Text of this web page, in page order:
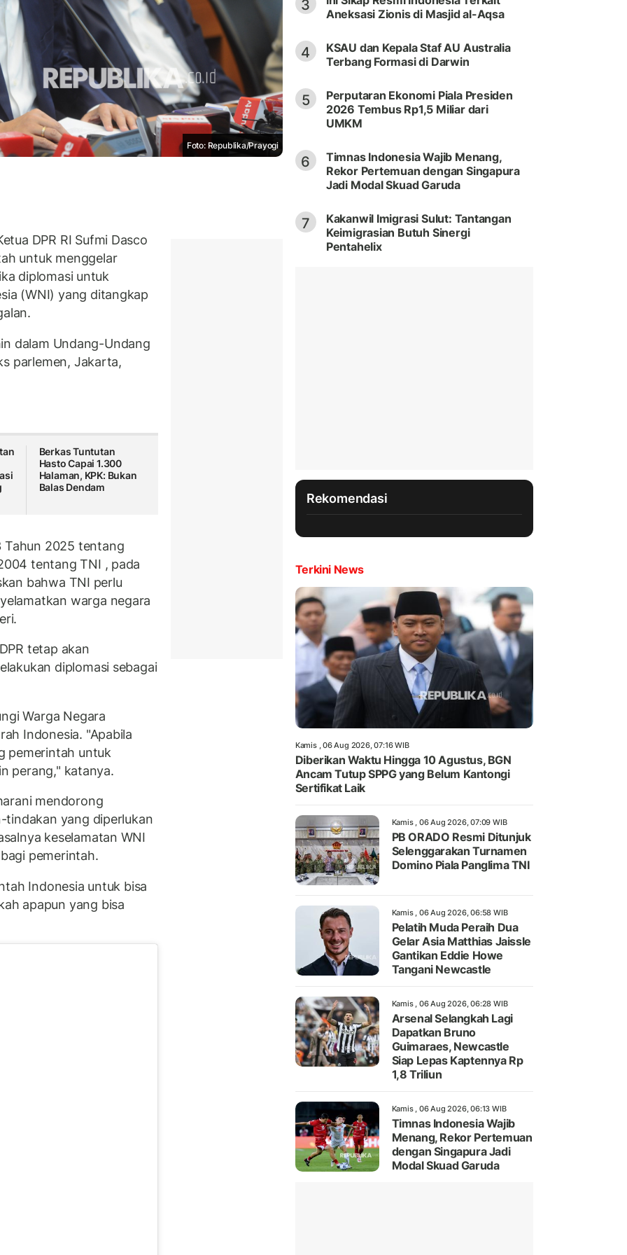
Foto: Republika/Prayogi
DPR RI Sufmi Dasco
untuk menggelar
diplomasi untuk
(WNI) yang ditangkap
dalam Undang-Undang
parlemen, Jakarta,
Berkas Tuntutan
Hasto Capai 1.300
Halaman, KPK: Bukan
Balas Dendam
Tahun 2025 tentang
tentang TNI , pada
bahwa TNI perlu
warga negara
tetap akan
diplomasi sebagai
Warga Negara
Indonesia. "Apabila
pemerintah untuk
perang," katanya.
mendorong
tindakan yang diperlukan
keselamatan WNI
pemerintah.
Indonesia untuk bisa
apapun yang bisa
3
Aneksasi Zionis di Masjid al-Aqsa
4
KSAU dan Kepala Staf AU Australia
Terbang Formasi di Darwin
5
Perputaran Ekonomi Piala Presiden
2026 Tembus Rp1,5 Miliar dari
UMKM
6
Timnas Indonesia Wajib Menang,
Rekor Pertemuan dengan Singapura
Jadi Modal Skuad Garuda
7
Kakanwil Imigrasi Sulut: Tantangan
Keimigrasian Butuh Sinergi
Pentahelix
Rekomendasi
Terkini News
Kamis , 06 Aug 2026, 07:16 WIB
Diberikan Waktu Hingga 10 Agustus, BGN
Ancam Tutup SPPG yang Belum Kantongi
Sertifikat Laik
Kamis , 06 Aug 2026, 07:09 WIB
PB ORADO Resmi Ditunjuk
Selenggarakan Turnamen
Domino Piala Panglima TNI
Kamis , 06 Aug 2026, 06:58 WIB
Pelatih Muda Peraih Dua
Gelar Asia Matthias Jaissle
Gantikan Eddie Howe
Tangani Newcastle
Kamis , 06 Aug 2026, 06:28 WIB
Arsenal Selangkah Lagi
Dapatkan Bruno
Guimaraes, Newcastle
Siap Lepas Kaptennya Rp
1,8 Triliun
Kamis , 06 Aug 2026, 06:13 WIB
Timnas Indonesia Wajib
Menang, Rekor Pertemuan
dengan Singapura Jadi
Modal Skuad Garuda